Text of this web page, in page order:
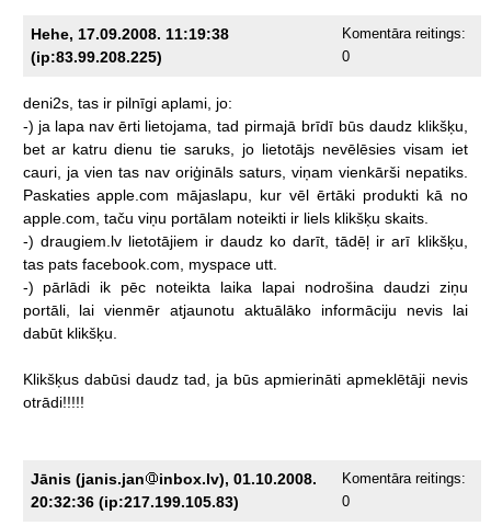
Hehe, 17.09.2008. 11:19:38
(ip:83.99.208.225)
Komentāra reitings:
0
deni2s, tas ir pilnīgi aplami, jo:
-) ja lapa nav ērti lietojama, tad pirmajā brīdī būs daudz klikšķu,
bet ar katru dienu tie saruks, jo lietotājs nevēlēsies visam iet
cauri,
ja vien tas nav oriģināls saturs, viņam vienkārši nepatiks.
Paskaties apple.com mājaslapu, kur vēl ērtāki produkti kā no
apple.com, taču viņu portālam noteikti ir liels klikšķu skaits.
-) draugiem.lv lietotājiem ir daudz ko darīt, tādēļ ir arī klikšķu,
tas pats facebook.com, myspace utt.
-)
pārlādi ik pēc noteikta laika lapai nodrošina daudzi ziņu
portāli,
lai vienmēr atjaunotu aktuālāko informāciju nevis
lai
dabūt klikšķu.
Klikšķus dabūsi daudz tad, ja būs apmierināti apmeklētāji nevis
otrādi!!!!!
Jānis (janis.jan
inbox.lv), 01.10.2008.
20:32:36 (ip:217.199.105.83)
Komentāra reitings:
0